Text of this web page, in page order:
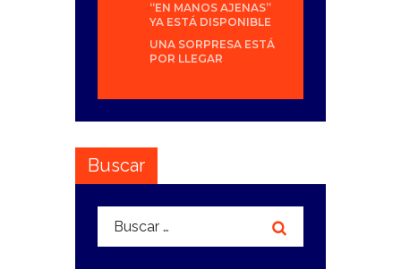
“EN MANOS AJENAS”
YA ESTÁ DISPONIBLE
UNA SORPRESA ESTÁ
POR LLEGAR
Buscar
Buscar: